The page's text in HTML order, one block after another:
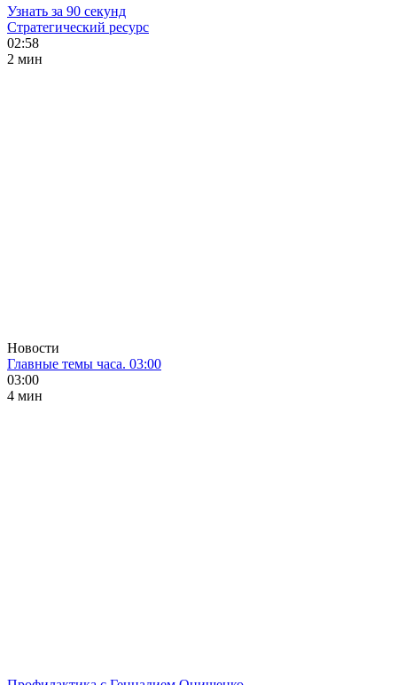
Узнать за 90 секунд
Стратегический ресурс
02:58
2 мин
Новости
Главные темы часа. 03:00
03:00
4 мин